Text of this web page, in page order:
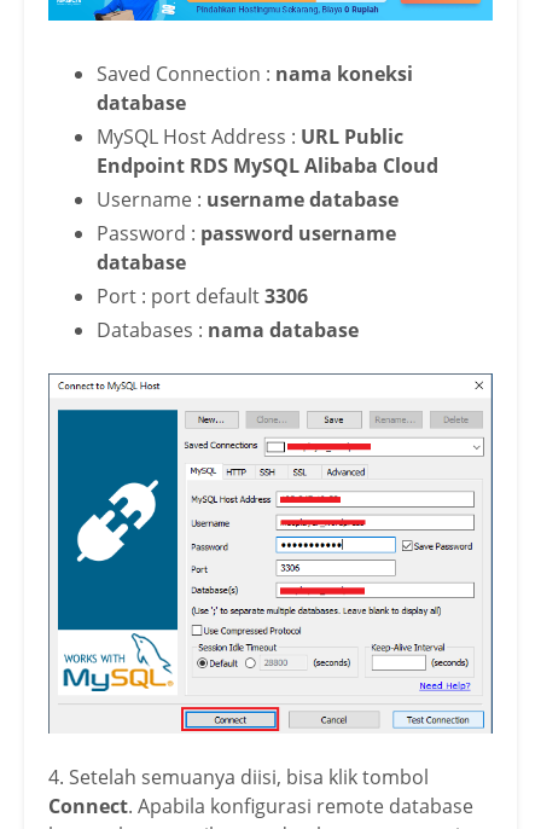
Saved Connection : nama koneksi
database
MySQL Host Address : URL Public
Endpoint RDS MySQL Alibaba Cloud
Username : username database
Password : password username
database
Port : port default3306
Databases : nama database
4. Setelah semuanya diisi, bisa klik tombol
Connect. Apabila konfigurasi remote database